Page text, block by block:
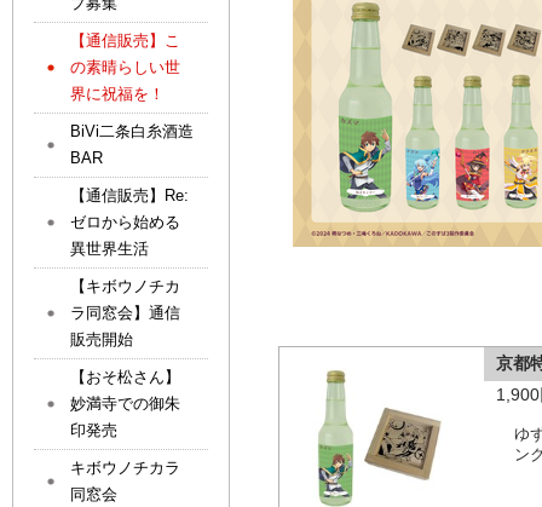
京都
ゆ
ン
【通信販売】こ
の素晴らしい世
界に祝福を！
BiVi二条白糸酒造
BAR
【通信販売】Re:
ゼロから始める
異世界生活
【キボウノチカ
ラ同窓会】通信
販売開始
【おそ松さん】
妙満寺での御朱
印発売
キボウノチカラ
同窓会